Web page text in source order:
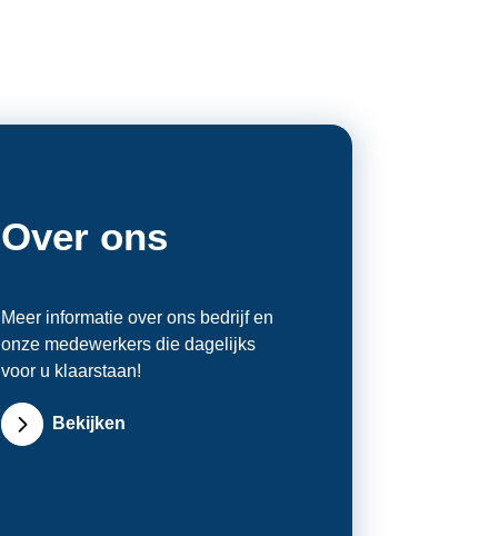
Over ons
Meer informatie over ons bedrijf en
onze medewerkers die dagelijks
voor u klaarstaan!
Bekijken